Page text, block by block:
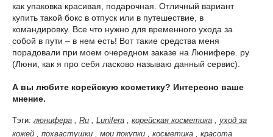
как упаковка красивая, подарочная. Отличный вариант
купить такой бокс в отпуск или в путешествие, в
командировку. Все что нужно для временного ухода за
собой в пути – в нем есть! Вот такие средства меня
порадовали при моем очередном заказе на Люнифере. ру
(Люни, как я про себя ласково называю данный сервис).
А вы любите корейскую косметику? Интересно ваше
мнение.
Тэги: люнифера Ru Lunifera корейская косметика
уход за
кожей
похвастушки мои покупки косметика
красота